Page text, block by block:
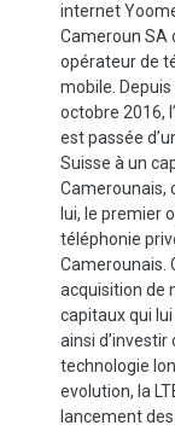
internet
Cameroun SA
opérateur de
mobile. Depuis
octobre 2016,
est passée
Suisse à un
Camerounais,
lui, le premier
téléphonie
Camerounais.
acquisition de
capitaux qui
ainsi d’investir
technologie
evolution, la
lancement